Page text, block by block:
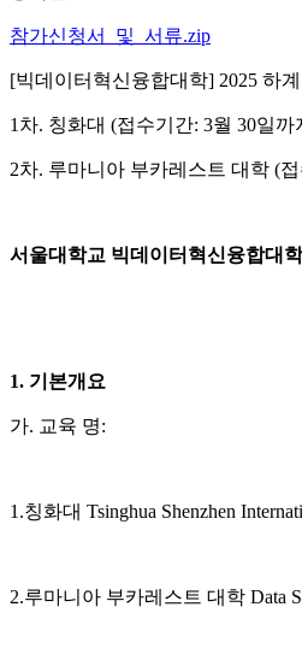
참가신청서_및_서류.zip
[빅데이터혁신융합대학] 2025 하
1차. 칭화대 (접수기간: 3월 30일까
2차. 루마니아 부카레스트 대학 (
서울대학교 빅데이터혁신융합대
1. 기본개요
가. 교육 명:
1.칭화대 Tsinghua Shenzhen
2.루마니아 부카레스트 대학 Data